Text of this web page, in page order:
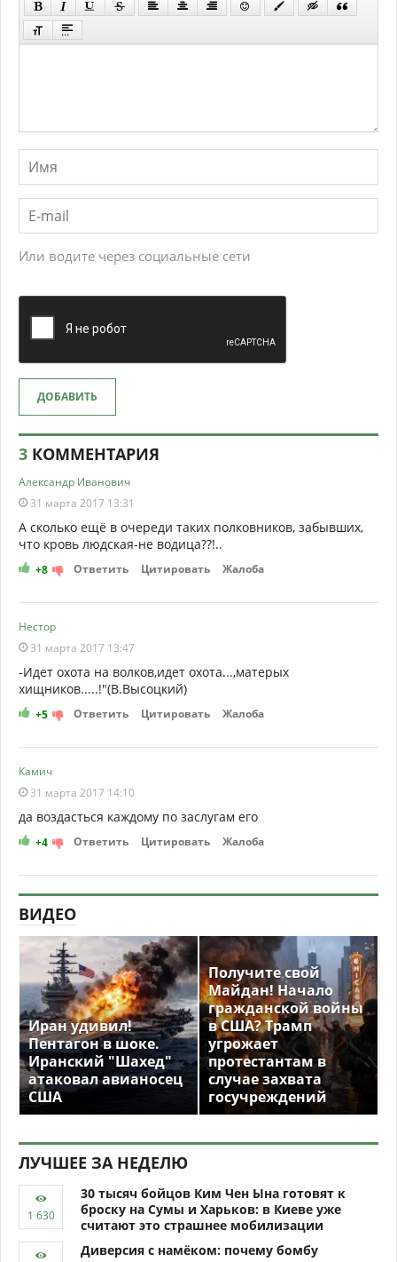
Или водите через социальные сети
ДОБАВИТЬ
3 КОММЕНТАРИЯ
Александр Иванович
31 марта 2017 13:31
А сколько ещё в очереди таких полковников, забывших,
что кровь людская-не водица??!..
+8 Ответить Цитировать Жалоба
Нестор
31 марта 2017 13:47
-Идет охота на волков,идет охота...,матерых
хищников.....!"(В.Высоцкий)
+5 Ответить Цитировать Жалоба
Камич
31 марта 2017 14:10
да воздасться каждому по заслугам его
+4 Ответить Цитировать Жалоба
ВИДЕО
Иран удивил!
Пентагон в шоке.
Иранский "Шахед"
атаковал авианосец
США
Получите свой
Майдан! Начало
гражданской войны
в США? Трамп
угрожает
протестантам в
случае захвата
госучреждений
ЛУЧШЕЕ ЗА НЕДЕЛЮ
30 тысяч бойцов Ким Чен Ына готовят к
броску на Сумы и Харьков: в Киеве уже
считают это страшнее мобилизации
Диверсия с намёком: почему бомбу